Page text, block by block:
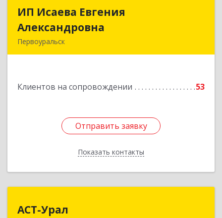
ИП Исаева Евгения
Александровна
Первоуральск
Клиентов на сопровождении 53
Отправить заявку
Показать контакты
ИП Исаева Евгения
Отправить заявку
Назад
АСТ-Урал